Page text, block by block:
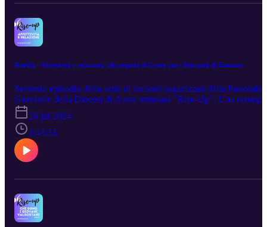
RiseUp - Affettività e relazioni, alla sequela di Cristo con i Discepoli di Emmaus
Secondo episodio della serie di incontri organizzati dalla Pastorale
Giovanile della Diocesi di Aosta intitolata "Rise-Up". Una
di appuntamenti per fermarsi e riflettere su tematiche attuali legate
mondo giovanile assieme ad alcuni esperti del settore che ci
aiuteranno lungo questo cammino. In questo episodio ci
accompagnerà fra Graziano Malgeri, membro del S.O.G. (Servizio
Orientamento Giovani di Assisi) dal 2006 in una lectio sul brano di
Vangelo di Luca (Lc 24,13-35): I discepoli di Emmaus.
26 jul 2024
1:45:55